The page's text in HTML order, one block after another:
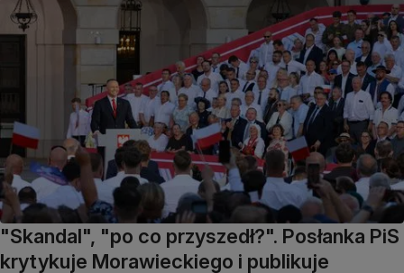
"Skandal", "po co przyszedł?". Posłanka PiS
krytykuje Morawieckiego i publikuje